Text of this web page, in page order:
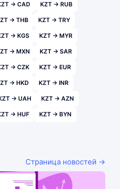
→ CAD KZT → RUB
→ THB KZT → TRY
→ KGS KZT → MYR
→ MXN KZT → SAR
→ CZK KZT → EUR
→ HKD KZT → INR
→ UAH KZT → AZN
→ HUF KZT → BYN
Страница новостей →